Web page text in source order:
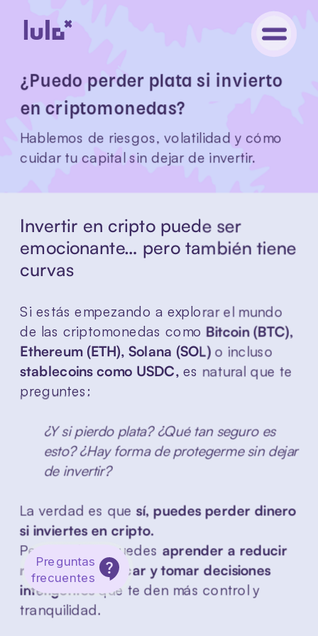
¿Puedo perder plata si invierto
en criptomonedas?
Hablemos de riesgos, volatilidad y cómo
cuidar tu capital sin dejar de invertir.
Invertir en cripto puede ser
emocionante… pero también tiene
curvas
Si estás empezando a explorar el mundo
de las criptomonedas como Bitcoin (BTC),
Ethereum (ETH), Solana (SOL) o in
stablecoins como USDC, es natural que te
preguntes:
¿Y si pierdo plata? ¿Qué tan seguro es
esto? ¿Hay forma de protegerme sin dejar
de invertir?
La verdad es que sí, puedes perder dinero
si inviertes en cripto.
Pero también puedes aprender a reducir
riesgos, diversificar y tomar decisiones
inteligentes que te den más control y
tranquilidad.
Preguntas
frecuentes